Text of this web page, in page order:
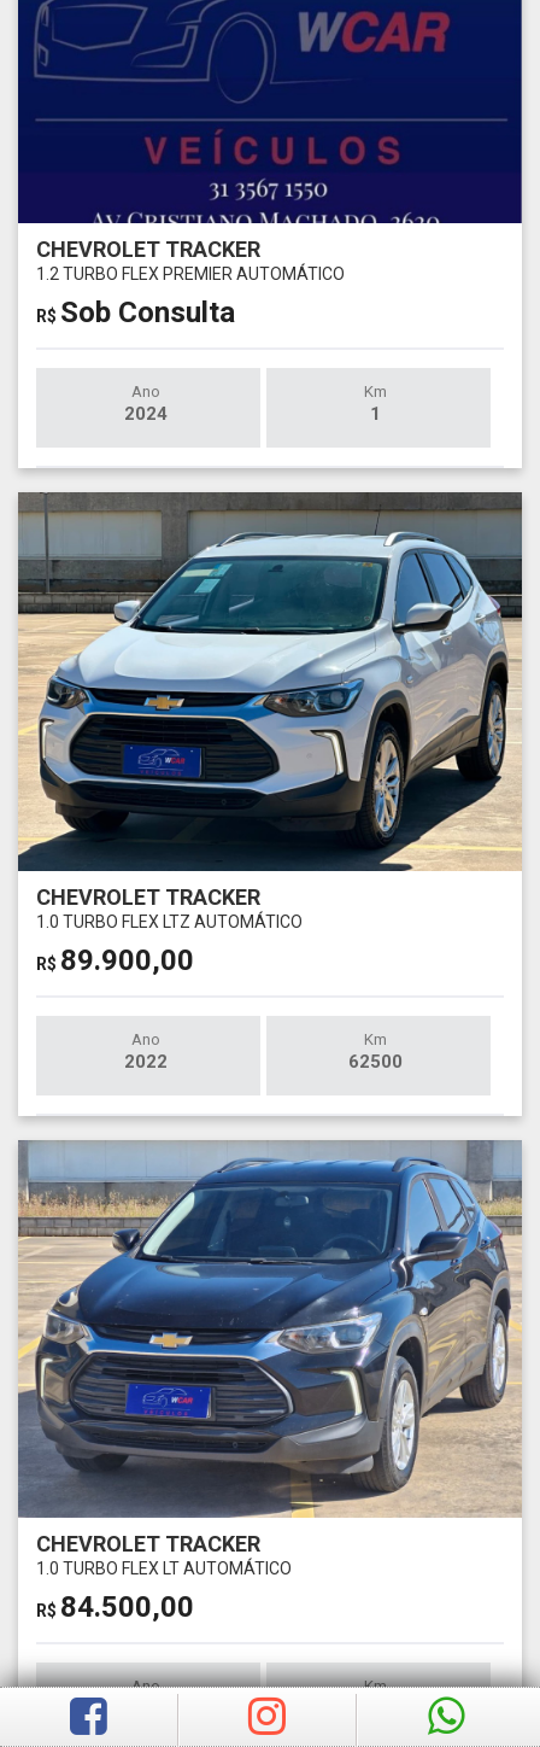
CHEVROLET TRACKER
1.2 TURBO FLEX PREMIER AUTOMÁTICO
R$ Sob Consulta
Ano
2024
Km
1
CHEVROLET TRACKER
1.0 TURBO FLEX LTZ AUTOMÁTICO
R$ 89.900,00
Ano
2022
Km
62500
CHEVROLET TRACKER
1.0 TURBO FLEX LT AUTOMÁTICO
R$ 84.500,00
Ano Km